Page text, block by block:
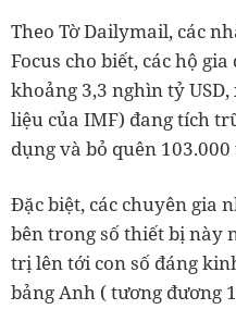
Theo Tờ Dailymail, các
Focus cho biết, các hộ
khoảng 3,3 nghìn tỷ
liệu của IMF) đang tích
dụng và bỏ quên
Đặc biệt, các chuyên gia
bên trong số thiết bị này
trị lên tới con số đáng
bảng Anh ( tương đương